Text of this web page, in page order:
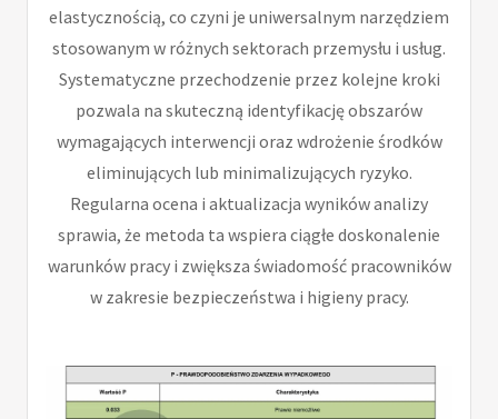
elastycznością, co czyni je uniwersalnym narzędziem
stosowanym w różnych sektorach przemysłu i usług.
Systematyczne przechodzenie przez kolejne kroki
pozwala na skuteczną identyfikację obszarów
wymagających interwencji oraz wdrożenie środków
eliminujących lub minimalizujących ryzyko.
Regularna ocena i aktualizacja wyników analizy
sprawia, że metoda ta wspiera ciągłe doskonalenie
warunków pracy i zwiększa świadomość pracowników
w zakresie bezpieczeństwa i higieny pracy.